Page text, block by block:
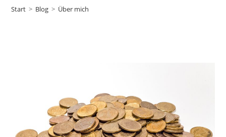
Start > Blog > Über mich